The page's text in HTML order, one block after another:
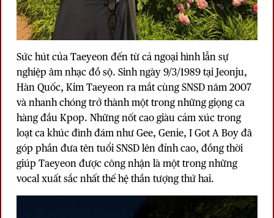
Sức hút của Taeyeon đến từ cả ngoại hình lẫn sự
nghiệp âm nhạc đồ sộ. Sinh ngày 9/3/1989 tại Jeonju,
Hàn Quốc, Kim Taeyeon ra mắt cùngSNSDnăm 2007
và nhanh chóng trở thành một trong những giọng ca
hàng đầu Kpop. Những nốt cao giàu cảm xúc trong
loạt ca khúc đình đám như Gee, Genie, I Got A Boy đã
góp phần đưa tên tuổi SNSD lên đỉnh cao, đồng thời
giúp Taeyeon được công nhận là một trong những
vocal xuất sắc nhất thế hệ thần tượng thứ hai.